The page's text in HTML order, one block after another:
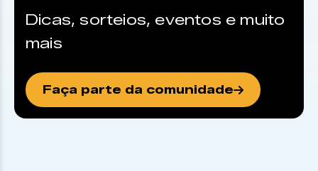
Dicas, sorteios, eventos e muito
mais
Faça parte da comunidade